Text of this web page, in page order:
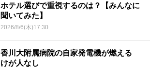
ホテル選びで重視するのは？【みんなに
聞いてみた】
2026/8/6(木)17:30
香川大附属病院の自家発電機が燃える
けが人なし